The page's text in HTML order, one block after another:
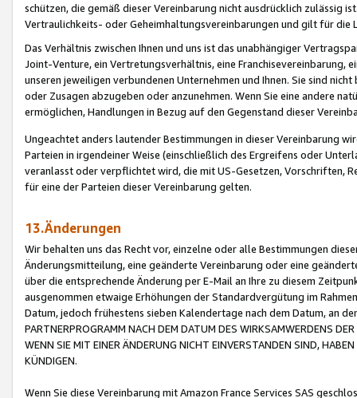
schützen, die gemäß dieser Vereinbarung nicht ausdrücklich zulässig
Vertraulichkeits- oder Geheimhaltungsvereinbarungen und gilt für die
Das Verhältnis zwischen Ihnen und uns ist das unabhängiger
Joint-Venture, ein Vertretungsverhältnis, eine Franchisevereinbarung,
unseren jeweiligen verbundenen Unternehmen und Ihnen. Sie sind
oder Zusagen abzugeben oder anzunehmen. Wenn Sie eine andere
ermöglichen, Handlungen in Bezug auf den Gegenstand dieser
Ungeachtet anders lautender Bestimmungen in dieser Vereinbarung
Parteien in irgendeiner Weise (einschließlich des Ergreifens oder
veranlasst oder verpflichtet wird, die mit US-Gesetzen, Vorschriften,
für eine der Parteien dieser Vereinbarung gelten.
13.Änderungen
Wir behalten uns das Recht vor, einzelne oder alle Bestimmungen
Änderungsmitteilung, eine geänderte Vereinbarung oder eine
über die entsprechende Änderung per E-Mail an Ihre zu diesem
ausgenommen etwaige Erhöhungen der Standardvergütung im
Datum, jedoch frühestens sieben Kalendertage nach dem Datum, an
PARTNERPROGRAMM NACH DEM DATUM DES WIRKSAMWERDENS
WENN SIE MIT EINER ÄNDERUNG NICHT EINVERSTANDEN SIND,
KÜNDIGEN.
Wenn Sie diese Vereinbarung mit Amazon France Services SAS